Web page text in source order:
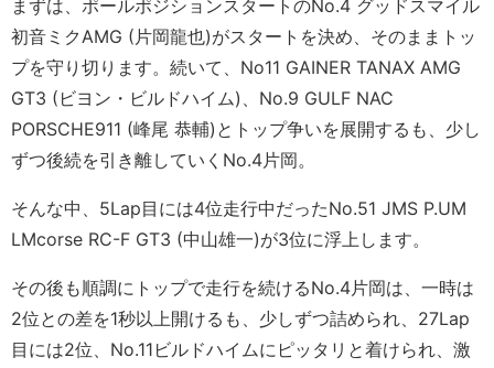
まずは、ポールポジションスタートのNo.4 グッドスマイル
初音ミクAMG (片岡龍也)がスタートを決め、そのままトッ
プを守り切ります。続いて、No11 GAINER TANAX AMG
GT3 (ビヨン・ビルドハイム)、No.9 GULF NAC
PORSCHE911 (峰尾 恭輔)とトップ争いを展開するも、少し
ずつ後続を引き離していくNo.4片岡。
そんな中、5Lap目には4位走行中だったNo.51 JMS P.UM
LMcorse RC-F GT3 (中山雄一)が3位に浮上します。
その後も順調にトップで走行を続けるNo.4片岡は、一時は
2位との差を1秒以上開けるも、少しずつ詰められ、27Lap
目には2位、No.11ビルドハイムにピッタリと着けられ、激